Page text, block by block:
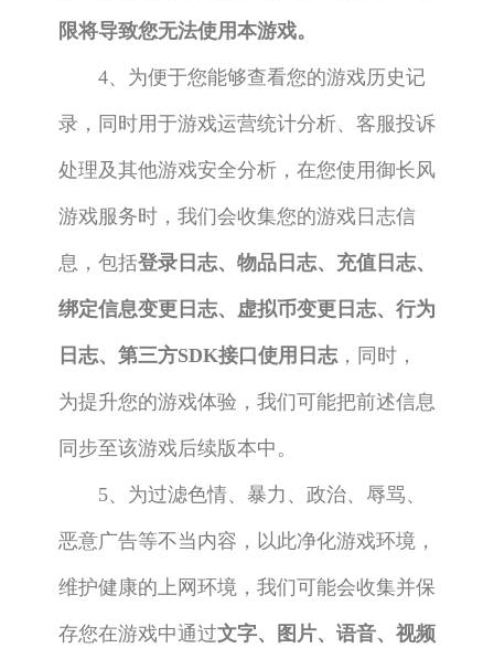
限将导致您无法使用本游戏。
4、为便于您能够查看您的游戏历史记
录，同时用于游戏运营统计分析、客服投诉
处理及其他游戏安全分析，在您使用御长风
游戏服务时，我们会收集您的游戏日志信
息，包括登录日志、物品日志、充值日志、
绑定信息变更日志、虚拟币变更日志、行为
日志、第三方SDK接口使用日志，同时，
为提升您的游戏体验，我们可能把前述信息
同步至该游戏后续版本中。
5、为过滤色情、暴力、政治、辱骂、
恶意广告等不当内容，以此净化游戏环境，
维护健康的上网环境，我们可能会收集并保
存您在游戏中通过文字、图片、语音、视频